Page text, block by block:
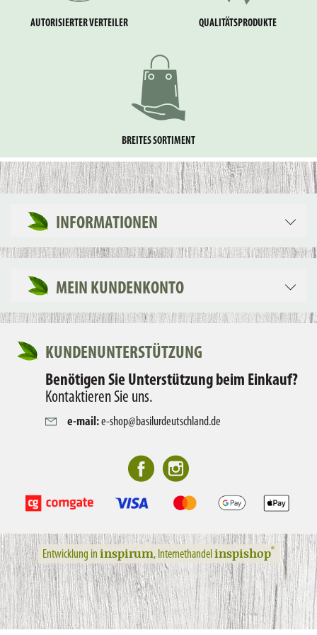
AUTORISIERTER VERTEILER QUALITÄTSPRODUKTE
BREITES SORTIMENT
INFORMATIONEN
MEIN KUNDENKONTO
KUNDENUNTERSTÜTZUNG
Benötigen Sie Unterstützung beim Einkauf?
Kontaktieren Sie uns.
e-mail:e-shop@basilurdeutschland.de
Entwicklung in inspirum, Internethandel inspishop®